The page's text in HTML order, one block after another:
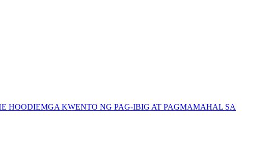
HOODIEMGA KWENTO NG PAG-IBIG AT PAGMAMAHAL SA